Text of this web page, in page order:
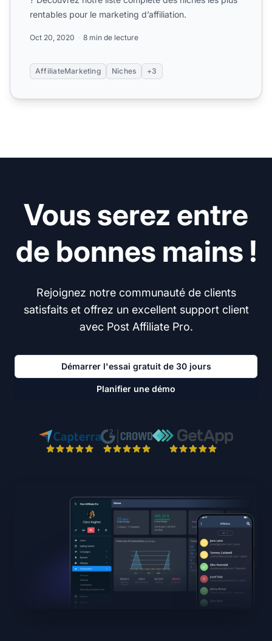
rentables pour le marketing d’affiliation.
Oct 20, 2020 8 min de lecture
AffiliateMarketing Niches +3
Vous serez entre
de bonnes mains !
Rejoignez notre communauté de clients
satisfaits et offrez un excellent support client
avec Post Affiliate Pro.
Démarrer l'essai gratuit de 30 jours
Planifier une démo